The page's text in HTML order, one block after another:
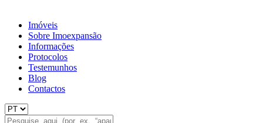
Imóveis
Sobre Imoexpansão
Informações
Protocolos
Testemunhos
Blog
Contactos